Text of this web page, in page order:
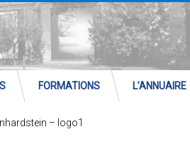
FORMATIONS L’ANNUAIRE
– logo1